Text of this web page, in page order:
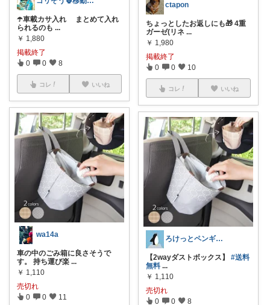
☂️車載カサ入れ まとめて入れ
られるのも ...
￥ 1,880
掲載終了
0 0 8
コレ いいね
wa14a
車の中のごみ箱に良さそうで
す。 持ち運び楽 ...
￥ 1,110
売切れ
0 0 11
ctapon
ちょっとしたお返しにも🎁 4重
ガーゼ(リネ ...
￥ 1,980
掲載終了
0 0 10
コレ いいね
ろけっとペンギン＊
【2wayダストボックス】 #送料
無料 ...
￥ 1,110
売切れ
0 0 8